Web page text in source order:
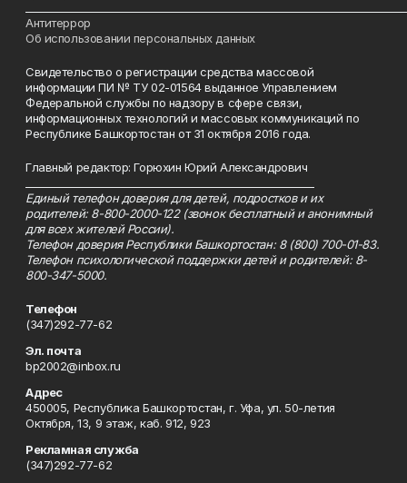
Антитеррор
Об использовании персональных данных
Свидетельство о регистрации средства массовой
информации ПИ № ТУ 02-01564 выданное Управлением
Федеральной службы по надзору в сфере связи,
информационных технологий и массовых коммуникаций по
Республике Башкортостан от 31 октября 2016 года.
Главный редактор: Горюхин Юрий Александрович
Единый телефон доверия для детей, подростков и их
родителей: 8-800-2000-122 (звонок бесплатный и анонимный
для всех жителей России).
Телефон доверия Республики Башкортостан: 8 (800) 700-01-83.
Телефон психологической поддержки детей и родителей: 8-
800-347-5000.
Телефон
(347)292-77-62
Эл. почта
bp2002@inbox.ru
Адрес
450005, Республика Башкортостан, г. Уфа, ул. 50-летия
Октября, 13, 9 этаж, каб. 912, 923
Рекламная служба
(347)292-77-62